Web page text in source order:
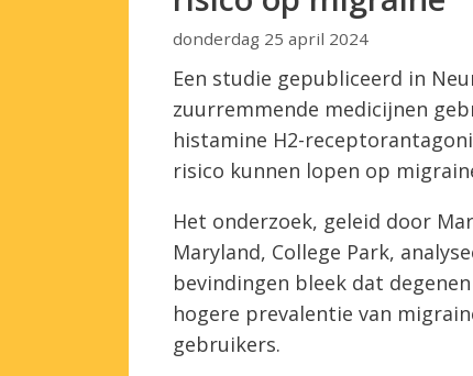
donderdag 25 april 2024
Een studie gepubliceerd in
zuurremmende medicijnen
histamine H2-
risico kunnen lopen op
Het onderzoek, geleid door
Maryland, College Park,
bevindingen bleek dat
hogere prevalentie van
gebruikers.